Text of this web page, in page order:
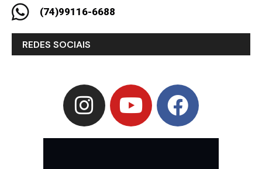
(74)99116-6688
REDES SOCIAIS